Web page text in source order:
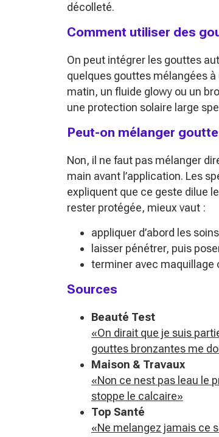
décolleté.
Comment utiliser des
On peut intégrer les gouttes
quelques gouttes mélangées
matin, un fluide glowy ou un
une protection solaire large
Peut-on mélanger
Non, il ne faut pas mélanger
main avant l’application. Les
expliquent que ce geste dilue
rester protégée, mieux vaut :
appliquer d’abord les
laisser pénétrer, puis
terminer avec maquillage
Sources
Beauté Test
«On dirait que je suis
gouttes bronzantes me
Maison & Travaux
«Non ce nest pas leau le
stoppe le calcaire»
Top Santé
«Ne melangez jamais ce